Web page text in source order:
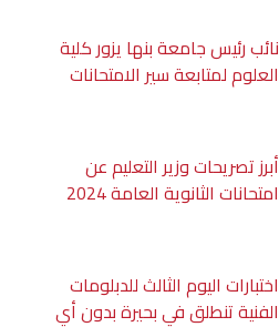
نائب رئيس جامعة بنها يزور كلية
العلوم لمتابعة سير الامتحانات
أبرز تصريحات وزير التعليم عن
امتحانات الثانوية العامة 2024
اختبارات اليوم الثالث للدبلومات
الفنية تنطلق في بحيرة بدون أي